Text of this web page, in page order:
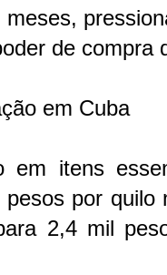
de compra
em Cuba
em itens
por
2,4 mil